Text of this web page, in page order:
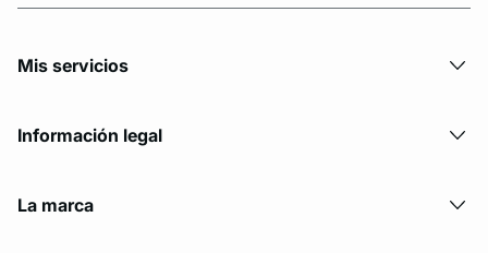
Mis servicios
Información legal
La marca